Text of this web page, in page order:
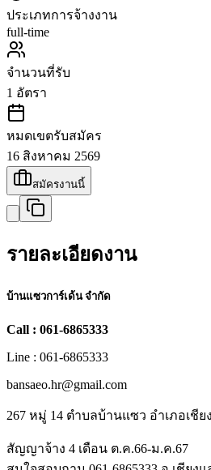
ประเภทการจ้างงาน
full-time
จำนวนที่รับ
1 อัตรา
หมดเขตรับสมัคร
16 สิงหาคม 2569
สมัครงานนี้
รายละเอียดงาน
บ้านแซวการ์เด้น จำกัด
Call : 061-6865333
Line : 061-6865333
bansaeo.hr@gmail.com
267 หมู่ 14 ตำบลบ้านแซว อำเภอเชีย
สัญญาจ้าง 4 เดือน ต.ค.66-ม.ค.67